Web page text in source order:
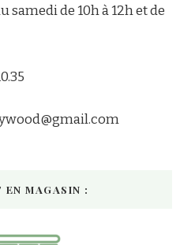
samedi de 10h à 12h et de
EN MAGASIN :